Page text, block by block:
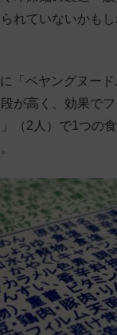
れていないかも
「ペヤングヌー
が高く、効果で
（2人）で1つの